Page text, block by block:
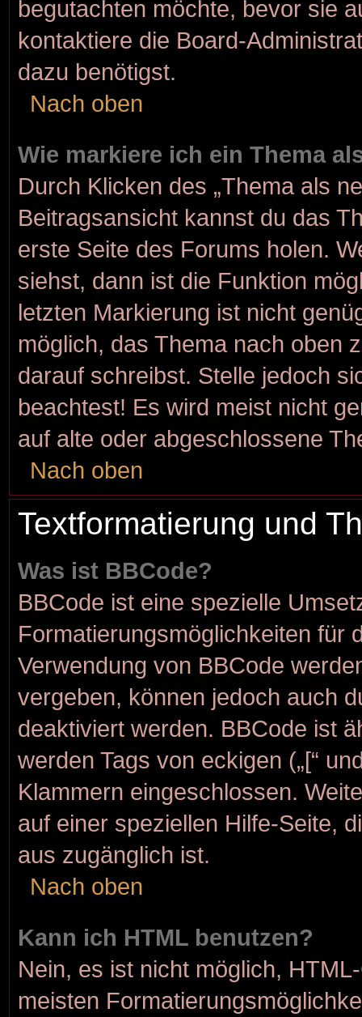
begutachten möchte, bevor sie
kontaktiere die Board-
dazu benötigst.
Nach oben
Wie markiere ich ein Thema
Durch Klicken des „Thema als
Beitragsansicht kannst du das
erste Seite des Forums holen.
siehst, dann ist die Funktion
letzten Markierung ist nicht
möglich, das Thema nach oben
darauf schreibst. Stelle jedoch
beachtest! Es wird meist nicht
auf alte oder abgeschlossene
Nach oben
Textformatierung und
Was ist BBCode?
BBCode ist eine spezielle
Formatierungsmöglichkeiten für
Verwendung von BBCode
vergeben, können jedoch auch
deaktiviert werden. BBCode ist
werden Tags von eckigen („[“
Klammern eingeschlossen.
auf einer speziellen Hilfe-Seite,
aus zugänglich ist.
Nach oben
Kann ich HTML benutzen?
Nein, es ist nicht möglich,
meisten